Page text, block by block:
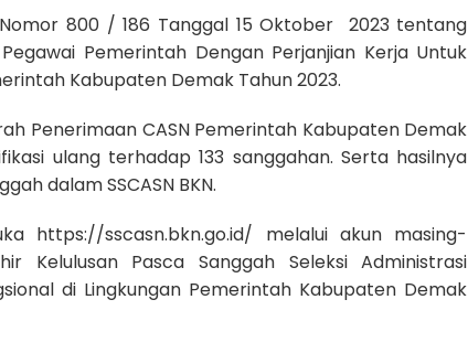
800 / 186 Tanggal 15 Oktober
2023 tentang
Pemerintah Dengan Perjanjian Kerja Untuk
Kabupaten Demak Tahun 2023.
Penerimaan CASN Pemerintah Kabupaten Demak
ulang terhadap 133 sanggahan. Serta hasilnya
dalam SSCASN BKN.
https://sscasn.bkn.go.id/ melalui akun masing-
Kelulusan Pasca Sanggah Seleksi Administrasi
di Lingkungan Pemerintah Kabupaten Demak